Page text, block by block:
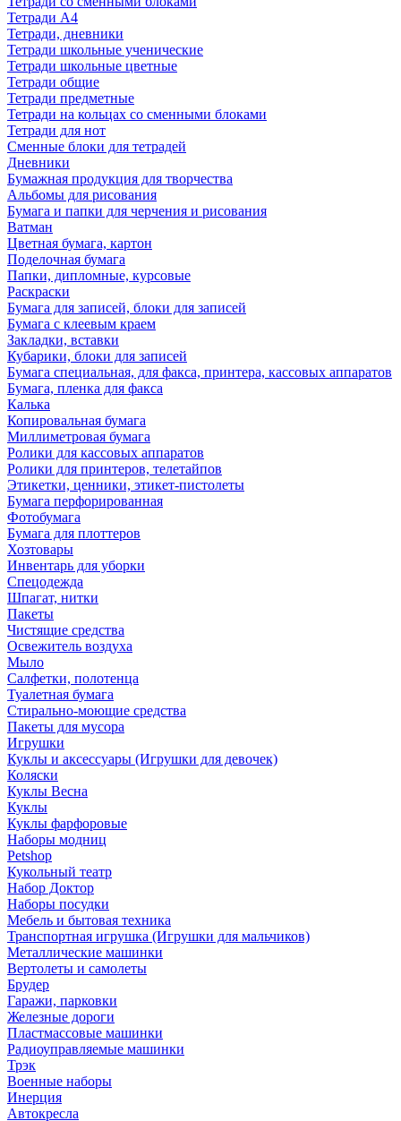
Тетради А4
Тетради, дневники
Тетради школьные ученические
Тетради школьные цветные
Тетради общие
Тетради предметные
Тетради на кольцах со сменными блоками
Тетради для нот
Сменные блоки для тетрадей
Дневники
Бумажная продукция для творчества
Альбомы для рисования
Бумага и папки для черчения и рисования
Ватман
Цветная бумага, картон
Поделочная бумага
Папки, дипломные, курсовые
Раскраски
Бумага для записей, блоки для записей
Бумага с клеевым краем
Закладки, вставки
Кубарики, блоки для записей
Бумага специальная, для факса, принтера, кассовых аппаратов
Бумага, пленка для факса
Калька
Копировальная бумага
Миллиметровая бумага
Ролики для кассовых аппаратов
Ролики для принтеров, телетайпов
Этикетки, ценники, этикет-пистолеты
Бумага перфорированная
Фотобумага
Бумага для плоттеров
Хозтовары
Инвентарь для уборки
Спецодежда
Шпагат, нитки
Пакеты
Чистящие средства
Освежитель воздуха
Мыло
Салфетки, полотенца
Туалетная бумага
Стирально-моющие средства
Пакеты для мусора
Игрушки
Куклы и аксессуары (Игрушки для девочек)
Коляски
Куклы Весна
Куклы
Куклы фарфоровые
Наборы модниц
Petshop
Кукольный театр
Набор Доктор
Наборы посудки
Мебель и бытовая техника
Транспортная игрушка (Игрушки для мальчиков)
Металлические машинки
Вертолеты и самолеты
Брудер
Гаражи, парковки
Железные дороги
Пластмассовые машинки
Радиоуправляемые машинки
Трэк
Военные наборы
Инерция
Автокресла